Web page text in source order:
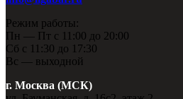
Режим работы:
Пн — Пт с 11:00 до 20:00
Сб с 11:30 до 17:30
Вс — выходной
г. Москва (МСК)